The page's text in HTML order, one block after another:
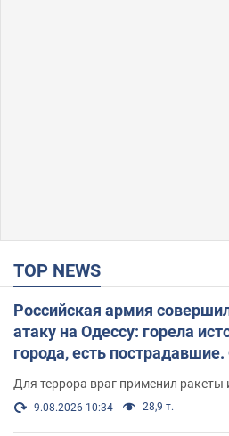
TOP NEWS
Российская армия
атаку на Одессу: горела
города, есть
Для террора враг применил ракеты
9.08.2026 10:34 28,9 т.